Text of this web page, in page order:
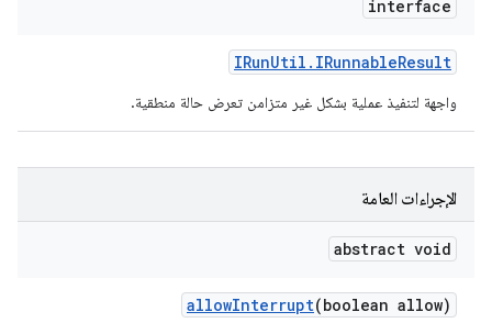
interface
IRunUtil . IRunnableResult
واجهة لتنفيذ عملية بشكل غير متزامن تعرض حالة منطقية.
الإجراءات العامة
abstract void
allowInterrupt(boolean allow)